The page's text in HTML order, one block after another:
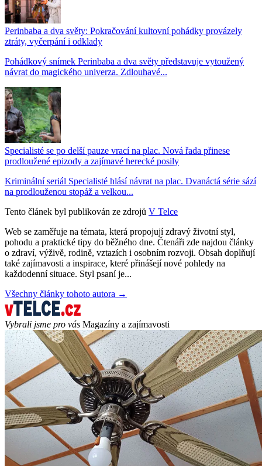
Perinbaba a dva světy: Pokračování kultovní pohádky provázely
ztráty, vyčerpání i odklady
Pohádkový snímek Perinbaba a dva světy představuje vytoužený
návrat do magického univerza. Zdlouhavé...
Specialisté se po delší pauze vrací na plac. Nová řada přinese
prodloužené epizody a zajímavé herecké posily
Kriminální seriál Specialisté hlásí návrat na plac. Dvanáctá série sází
na prodlouženou stopáž a velkou...
Tento článek byl publikován ze zdrojů V Telce
Web se zaměřuje na témata, která propojují zdravý životní styl,
pohodu a praktické tipy do běžného dne. Čtenáři zde najdou články
o zdraví, výživě, rodině, vztazích i osobním rozvoji. Obsah doplňují
také zajímavosti a inspirace, které přinášejí nové pohledy na
každodenní situace. Styl psaní je...
Všechny články tohoto autora →
Vybrali jsme pro vás Magazíny a zajímavosti